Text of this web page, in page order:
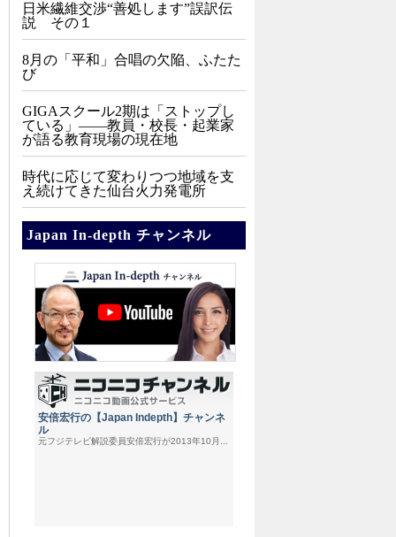
日米繊維交渉“善処します”誤訳伝
説 その１
8月の「平和」合唱の欠陥、ふたた
び
GIGAスクール2期は「ストップし
ている」——教員・校長・起業家
が語る教育現場の現在地
時代に応じて変わりつつ地域を支
え続けてきた仙台火力発電所
Japan In-depth チャンネル